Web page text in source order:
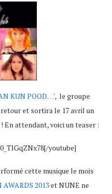
KUN POOD…’, le groupe
et sortira le 17 avril un
En attendant, voici un teaser :
youtube]
cette musique le mois
2013et NUNE ne